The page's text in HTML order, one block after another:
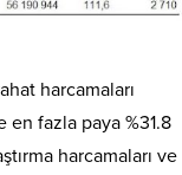
harcamaları
en fazla paya %31.8
harcamaları ve